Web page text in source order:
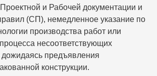
надзора и аудита в
перенасыщен предложениями,
исполнения данных функций часто
или поверхностным. SEVERIN
и Рабочей документации и
(СП), немедленное указание по
производства работ или
несоответствующих
предъявления
конструкции.